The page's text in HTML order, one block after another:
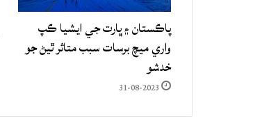
پاڪستان ۽ ڀارت جي ايشيا ڪپ
واري ميچ برسات سبب متاثر ٿيڻ جو
خدشو
31-08-2023